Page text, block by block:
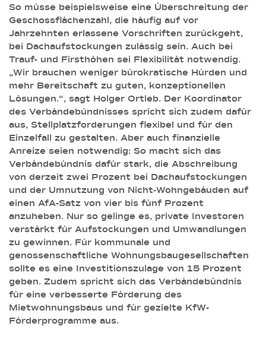
So müsse beispielsweise eine Überschreitung der
Geschossflächenzahl, die häufig auf vor
Jahrzehnten erlassene Vorschriften zurückgeht,
bei Dachaufstockungen zulässig sein. Auch bei
Trauf- und Firsthöhen sei Flexibilität notwendig.
„Wir brauchen weniger bürokratische Hürden und
mehr Bereitschaft zu guten, konzeptionellen
Lösungen.“, sagt Holger Ortleb. Der Koordinator
des Verbändebündnisses spricht sich zudem dafür
aus, Stellplatzforderungen flexibel und für den
Einzelfall zu gestalten. Aber auch finanzielle
Anreize seien notwendig: So macht sich das
Verbändebündnis dafür stark, die Abschreibung
von derzeit zwei Prozent bei Dachaufstockungen
und der Umnutzung von Nicht-Wohngebäuden auf
einen AfA-Satz von vier bis fünf Prozent
anzuheben. Nur so gelinge es, private Investoren
verstärkt für Aufstockungen und Umwandlungen
zu gewinnen. Für kommunale und
genossenschaftliche Wohnungsbaugesellschaften
sollte es eine Investitionszulage von 15 Prozent
geben. Zudem spricht sich das Verbändebündnis
für eine verbesserte Förderung des
Mietwohnungsbaus und für gezielte KfW-
Förderprogramme aus.